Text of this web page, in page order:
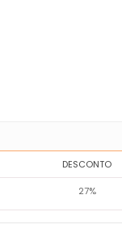
DESCONTO
27%